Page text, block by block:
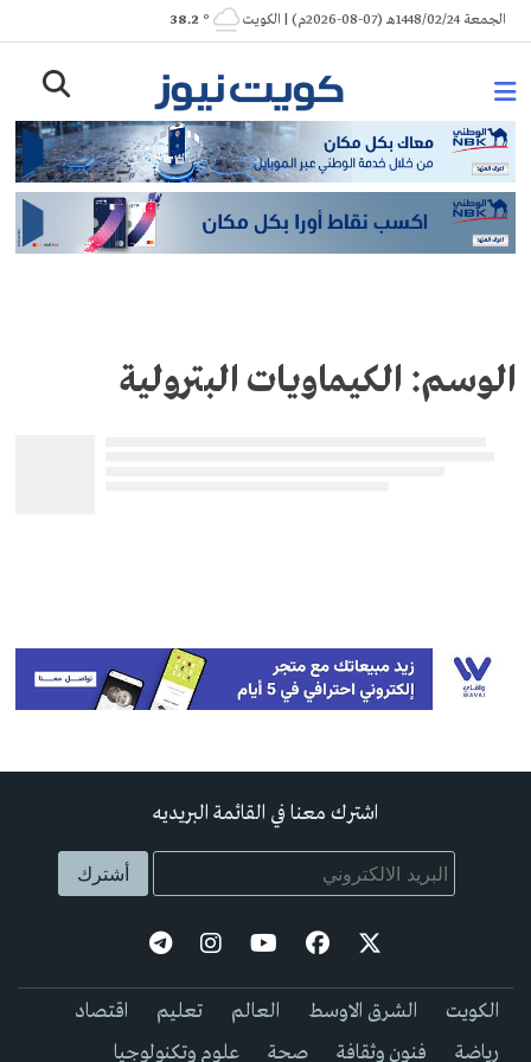
Skip
to
الجمعة 1448/02/24هـ (07-08-2026م) | الكويت ° 38.2
الوسم: الكيماويات البترولية
اشترك معنا في القائمة البريديه
الكويت الشرق الاوسط العالم تعليم
اقتصاد
رياضة
فنون وثقافة صحة علوم وتكنولوجيا